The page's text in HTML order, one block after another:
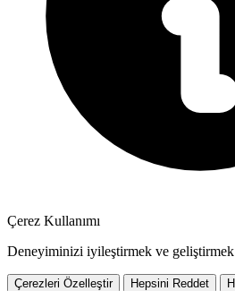
Çerez Kullanımı
Deneyiminizi iyileştirmek ve
Çerezleri Özelleştir Hepsini Reddet